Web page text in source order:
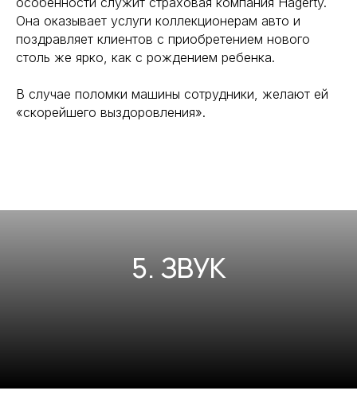
Она оказывает услуги коллекционерам авто и
поздравляет клиентов с приобретением нового
столь же ярко, как с рождением ребенка.
В случае поломки машины сотрудники, желают ей
«скорейшего выздоровления».
5. ЗВУК